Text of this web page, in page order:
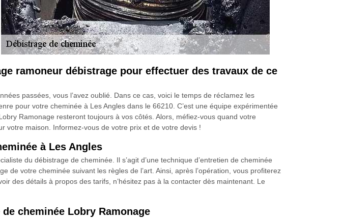
ramoneur débistrage pour effectuer des travaux de ce
passées, vous l’avez oublié. Dans ce cas, voici le temps de réclamez les
pour votre cheminée à Les Angles dans le 66210. C’est une équipe expérimentée
Ramonage resteront toujours à vos côtés. Alors, méfiez-vous quand votre
votre maison. Informez-vous de votre prix et de votre devis !
à Les Angles
du débistrage de cheminée. Il s’agit d’une technique d’entretien de cheminée
votre cheminée suivant les règles de l’art. Ainsi, après l’opération, vous profiterez
des détails à propos des tarifs, n’hésitez pas à la contacter dès maintenant. Le
cheminée Lobry Ramonage